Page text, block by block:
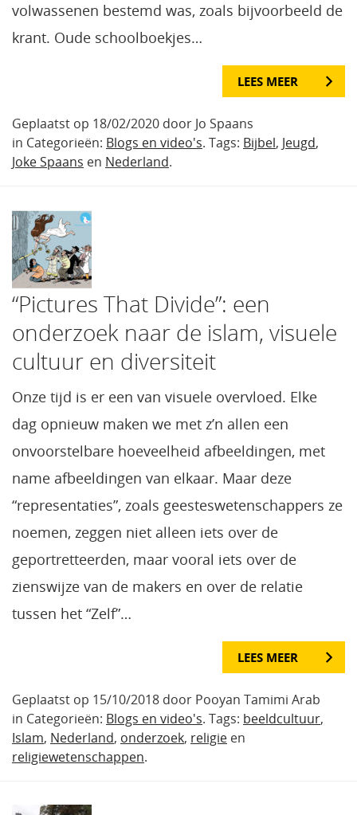
volwassenen bestemd was, zoals bijvoorbeeld de
krant. Oude schoolboekjes…
LEES MEER
Geplaatst op 18/02/2020 door Jo Spaans
in Categorieën: Blogs en video's. Tags: Bijbel, Jeugd,
Joke Spaans en Nederland.
“Pictures That Divide”: een
onderzoek naar de islam, visuele
cultuur en diversiteit
Onze tijd is er een van visuele overvloed. Elke
dag opnieuw maken we met z’n allen een
onvoorstelbare hoeveelheid afbeeldingen, met
name afbeeldingen van elkaar. Maar deze
“representaties”, zoals geesteswetenschappers ze
noemen, zeggen niet alleen iets over de
geportretteerden, maar vooral iets over de
zienswijze van de makers en over de relatie
tussen het “Zelf”…
LEES MEER
Geplaatst op 15/10/2018 door Pooyan Tamimi Arab
in Categorieën: Blogs en video's. Tags: beeldcultuur,
Islam, Nederland, onderzoek, religie en
religiewetenschappen.